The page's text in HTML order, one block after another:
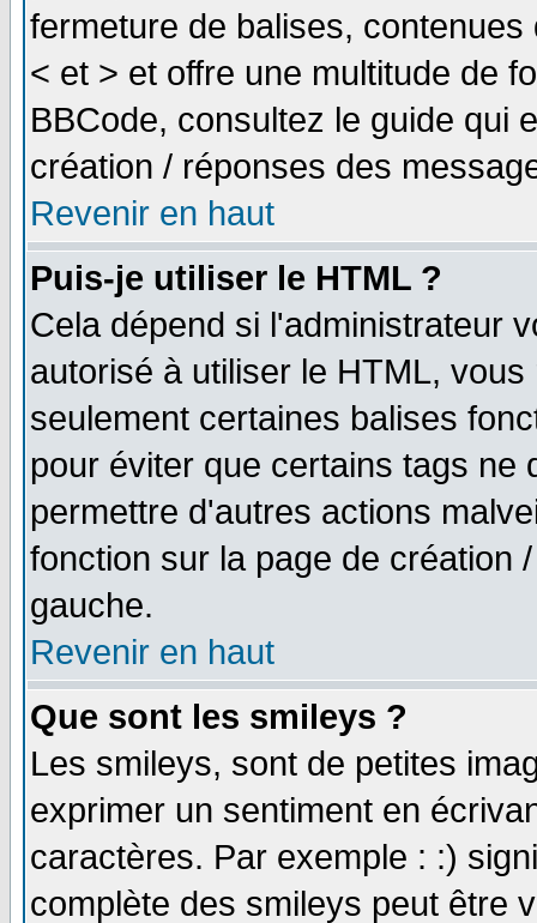
fermeture de balises,
< et > et offre une multitude de
BBCode, consultez le guide qui
création / réponses des
Revenir en haut
Puis-je utiliser le HTML ?
Cela dépend si l'administrateur
autorisé à utiliser le HTML,
seulement certaines balises
pour éviter que certains tags ne
permettre d'autres actions
fonction sur la page de création
gauche.
Revenir en haut
Que sont les smileys ?
Les smileys, sont de petites
exprimer un sentiment en
caractères. Par exemple : :)
complète des smileys peut être